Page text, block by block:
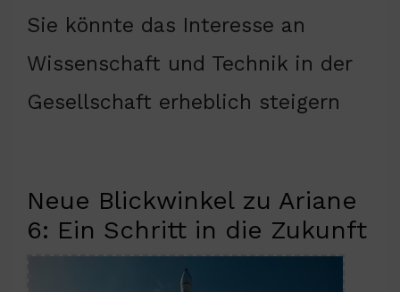
Sie könnte das Interesse an
Wissenschaft und Technik in der
Gesellschaft erheblich steigern
Neue Blickwinkel zu Ariane
6: Ein Schritt in die Zukunft